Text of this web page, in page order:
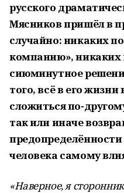
русского
Мясников пришёл в
случайно: никаких
компанию», никаких
сиюминутное
того, всё в его
сложиться по-
так или иначе
человека самому
«Наверное, я